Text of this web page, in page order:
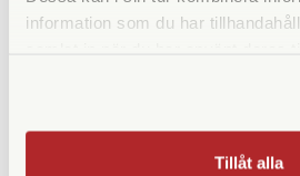
information som du har
Tillåt alla